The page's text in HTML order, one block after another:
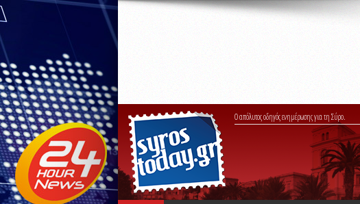
Ο απόλυτος οδηγός ενημέρωσης για τη Σύρο.